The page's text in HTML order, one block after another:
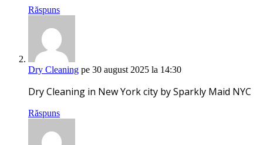
Răspuns
Dry Cleaning pe 30 august 2025 la 14:30
Dry Cleaning in New York city by Sparkly Maid NYC
Răspuns